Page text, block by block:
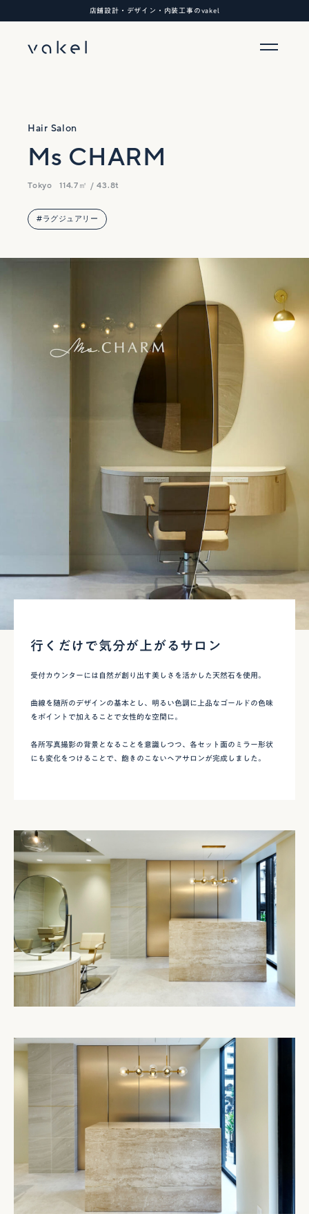
店舗設計・デザイン・内装工事のvakel
Hair Salon
Ms CHARM
Tokyo 114.7㎡ / 43.8t
#ラグジュアリー
行くだけで気分が上がるサロン
受付カウンターには自然が創り出す美しさを活かした天然石を使用。
曲線を随所のデザインの基本とし、明るい色調に上品なゴールドの色味
をポイントで加えることで女性的な空間に。
各所写真撮影の背景となることを意識しつつ、各セット面のミラー形状
にも変化をつけることで、飽きのこないヘアサロンが完成しました。